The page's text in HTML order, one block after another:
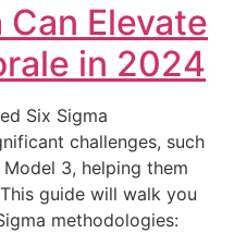
Elevate
in 2024
Six Sigma
challenges, such
3, helping them
guide will walk you
methodologies: